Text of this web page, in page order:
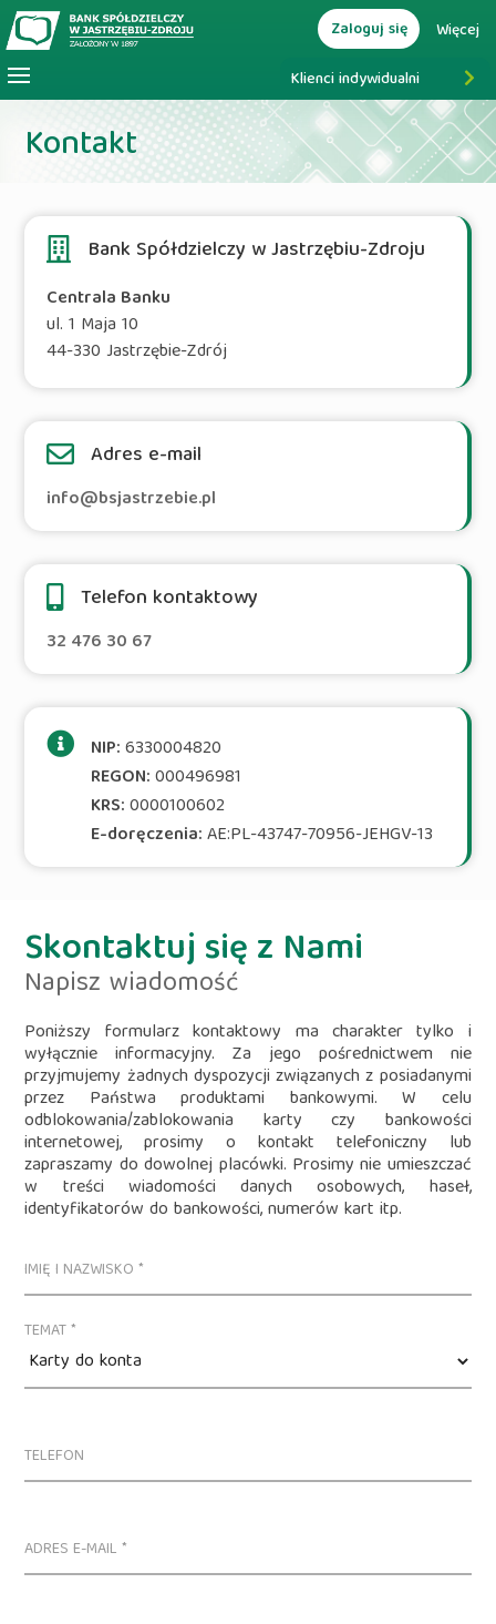
Klienci indywidualni
Zaloguj się Więcej
Kontakt
Bank Spółdzielczy w Jastrzębiu-Zdroju
Centrala Banku
ul. 1 Maja 10
44-330 Jastrzębie-Zdrój
Adres e-mail
info@bsjastrzebie.pl
Telefon kontaktowy
32 476 30 67
NIP:6330004820
REGON:000496981
KRS:0000100602
E-doręczenia:AE:PL-43747-70956-JEHGV-13
Skontaktuj się z Nami
Napisz wiadomość
Poniższy formularz kontaktowy ma charakter tylko i
wyłącznie informacyjny. Za jego pośrednictwem nie
przyjmujemy żadnych dyspozycji związanych z posiadanymi
przez Państwa produktami bankowymi. W celu
odblokowania/zablokowania karty czy bankowości
internetowej, prosimy o kontakt telefoniczny lub
zapraszamy do dowolnej placówki. Prosimy nie umieszczać
w treści wiadomości danych osobowych, haseł,
identyfikatorów do bankowości, numerów kart itp.